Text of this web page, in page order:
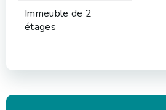
Immeuble de 2
étages